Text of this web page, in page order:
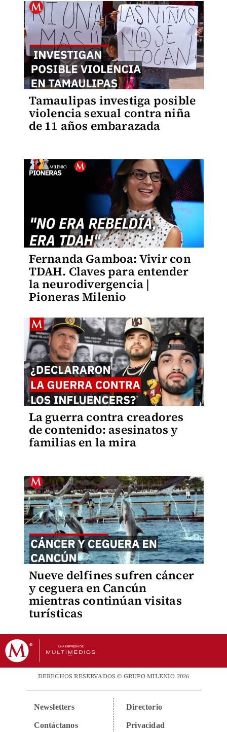
Tamaulipas investiga posible
violencia sexual contra niña
de 11 años embarazada
Fernanda Gamboa: Vivir con
TDAH. Claves para entender
la neurodivergencia |
Pioneras Milenio
La guerra contra creadores
de contenido: asesinatos y
familias en la mira
Nueve delfines sufren cáncer
y ceguera en Cancún
mientras continúan visitas
turísticas
DERECHOS RESERVADOS © GRUPO MILENIO 2026
Newsletters
Contáctanos
Directorio
Privacidad